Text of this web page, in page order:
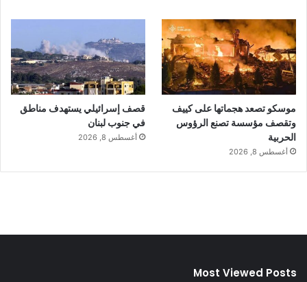
موسكو تصعد هجماتها على كييف
وتقصف مؤسسة تصنع الرؤوس
الحربية
أغسطس 8, 2026
قصف إسرائيلي يستهدف مناطق
في جنوب لبنان
أغسطس 8, 2026
Most Viewed Posts